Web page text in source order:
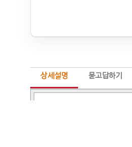
상세설명 묻고답하기